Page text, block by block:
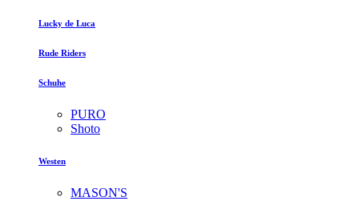
Lucky de Luca
Rude Riders
Schuhe
PURO
Shoto
Westen
MASON'S